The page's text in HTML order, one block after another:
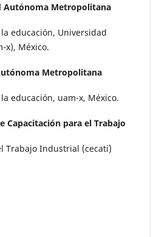
Autónoma Metropolitana
educación, Universidad
x), México.
Metropolitana
educación, uam-x, México.
Capacitación para el Trabajo
Trabajo Industrial (cecati)